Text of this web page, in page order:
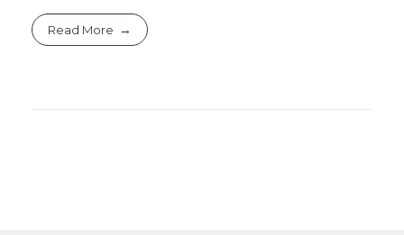
Read More